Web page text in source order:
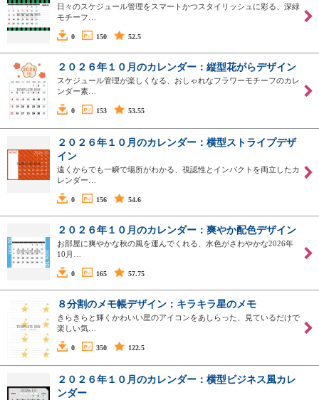
日々のスケジュール管理をスマートかつスタイリッシュに彩る、深緑
モチーフ…
0 150 52.5
２０２６年１０月のカレンダー：縦型花がらデザイン
スケジュール管理が楽しくなる、おしゃれなフラワーモチーフのカレ
ンダー素…
0 153 53.55
２０２６年１０月のカレンダー：横型ストライプデザ
イン
遠くからでも一瞬で場所がわかる、視認性とインパクトを両立したカ
レンダー…
0 156 54.6
２０２６年１０月のカレンダー：爽やか配色デザイン
お部屋に爽やかな秋の風を運んでくれる、水色がさわやかな2026年
10月…
0 165 57.75
８分割のメモ帳デザイン：キラキラ星のメモ
きらきらと輝くかわいい星のアイコンをあしらった、見ているだけで
楽しい気…
0 350 122.5
２０２６年１０月のカレンダー：横型ビジネス風カレ
ンダー